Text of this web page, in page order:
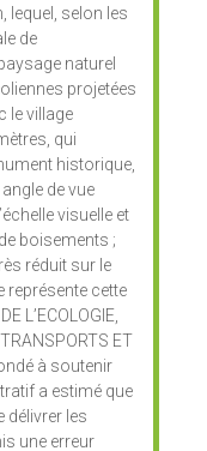
lequel, selon les
de
naturel
projetées
le village
qui
historique,
de vue
visuelle et
boisements ;
réduit sur le
représente cette
L’ECOLOGIE,
ET
à soutenir
a estimé que
délivrer les
une erreur